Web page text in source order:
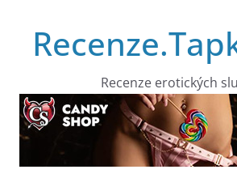
obsah
Recenze erotických